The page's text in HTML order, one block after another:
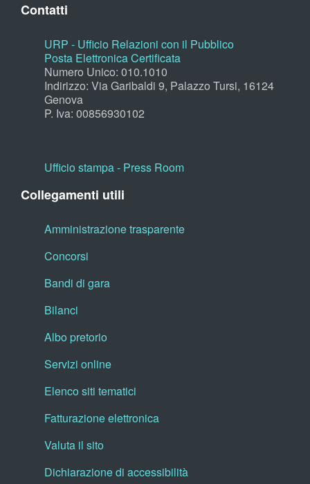
Contatti
URP - Ufficio Relazioni con il Pubblico
Posta Elettronica Certificata
Numero Unico: 010.1010
Indirizzo: Via Garibaldi 9, Palazzo Tursi, 16124
Genova
P. Iva: 00856930102
Ufficio stampa - Press Room
Collegamenti utili
Amministrazione trasparente
Concorsi
Bandi di gara
Bilanci
Albo pretorio
Servizi online
Elenco siti tematici
Fatturazione elettronica
Valuta il sito
Dichiarazione di accessibilità